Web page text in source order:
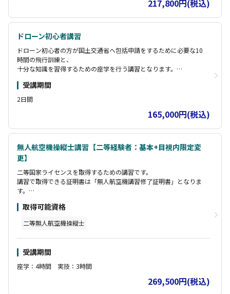
217,800円(税込)
ドローン初心者講習
ドローン初心者の方が国土交通省へ包括申請をするために必要な10
時間の飛行訓練と、
十分な知識を習得するための座学を行う講習となります。
す。受講期間
2日間
165,000円(税込)
無人航空機操縦士講習【二等経験者：基本+目視内限定変
更】
二等国家ライセンスを取得するための講習です。
講習で取得できる証明書は「無人航空機講習修了証明書」となりま
す。
取得可能資格
二等無人航空機操縦士
受講期間
座学：4時間 実技：3時間
269,500円(税込)